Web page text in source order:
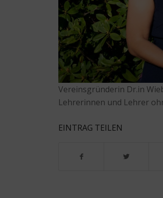
Vereinsgründerin Dr.in
Lehrerinnen und Lehrer
EINTRAG TEILEN